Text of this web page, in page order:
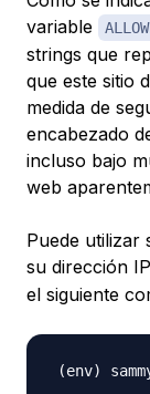
variable
strings que
que este sitio
medida de
encabezado
incluso bajo
web
Puede utilizar
su dirección
el siguiente